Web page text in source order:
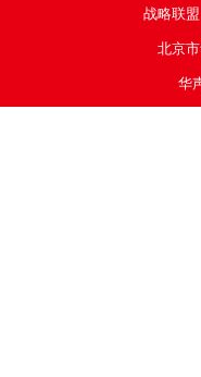
战略联
北京
华